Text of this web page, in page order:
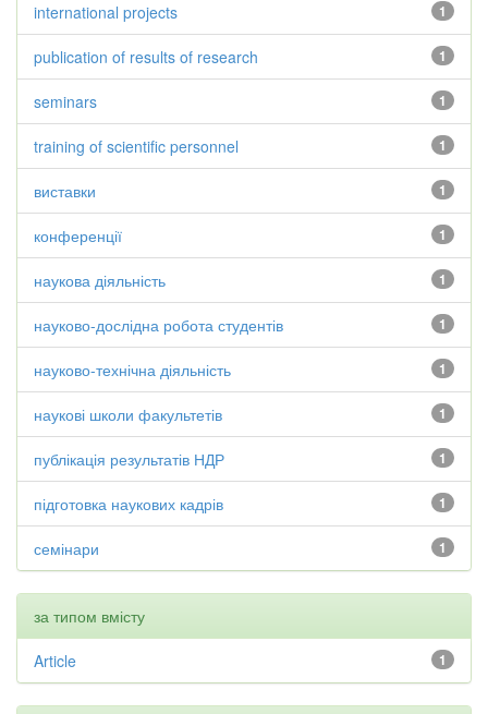
1
international projects
1
publication of results of research
1
seminars
1
training of scientific personnel
1
виставки
1
конференції
1
наукова діяльність
1
науково-дослідна робота студентів
1
науково-технічна діяльність
1
наукові школи факультетів
1
публікація результатів НДР
1
підготовка наукових кадрів
1
семінари
за типом вмісту
1
Article